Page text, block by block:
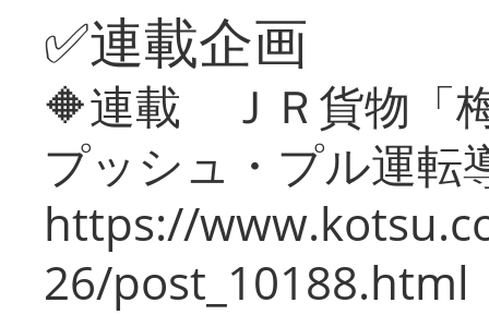
✅連載企画
🔶連載 ＪＲ貨物「
プッシュ・プル運転
https://
26/post_10188.html